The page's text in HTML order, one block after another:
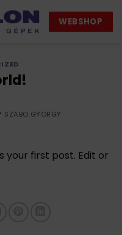
WEBSHOP
SZABO.GYORGY
your first post. Edit or